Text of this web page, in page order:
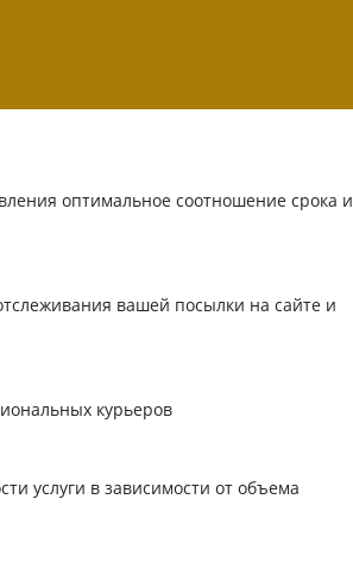
оптимальное соотношение срока и
вашей посылки на сайте и
курьеров
услуги в зависимости от объема